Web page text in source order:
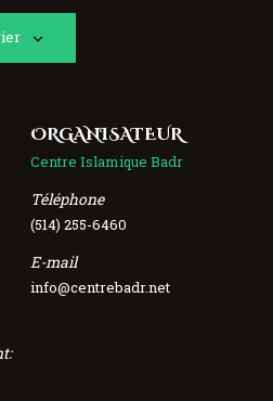
ORGANISATEUR
Centre Islamique Badr
Téléphone
(514) 255-6460
E-mail
info@centrebadr.net